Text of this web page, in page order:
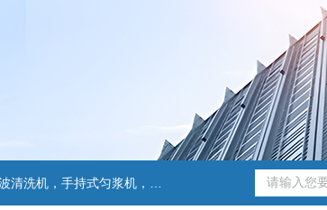
持式匀浆机，匀浆分散机,